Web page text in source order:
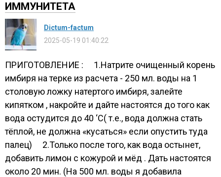
ИММУНИТЕТА
Dictum-factum
2025-05-19 01:40:22
ПРИГОТОВЛЕНИЕ : ⠀ 1.Натрите очищенный корень
имбиря на терке из расчета - 250 мл. воды на 1
столовую ложку натертого имбиря, залейте
кипятком , накройте и дайте настоятся до того как
вода остудится до 40 ‘С( т.е., вода должна стать
тёплой, не должна «кусаться» если опустить туда
палец) ⠀ 2.Только после того, как вода остынет,
добавить лимон с кожурой и мёд . Дать настоятся
около 20 мин. (На 500 мл. воды я добавила